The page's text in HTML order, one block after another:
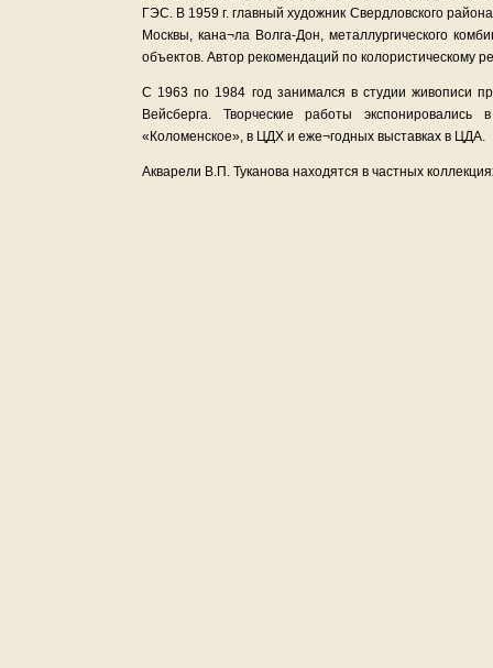
ГЭС. В 1959 г. главный художник Свердловского
Москвы, кана¬ла Волга-Дон, металлургического
объектов. Автор рекомендаций по
С 1963 по 1984 год занимался в студии живописи
Вейсберга. Творческие работы
«Коломенское», в ЦДХ и еже¬годных выставках в ЦДА.
Акварели В.П. Туканова находятся в частных